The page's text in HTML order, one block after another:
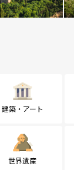
建築・アート
世界遺産